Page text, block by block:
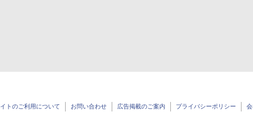
トのご利用について お問い合わせ 広告掲載のご案内 プライバシーポリシー